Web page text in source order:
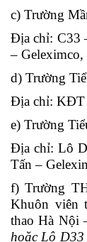
c) Trường
Địa chỉ: C33
–
d) Trường
Địa chỉ: KĐT
e) Trường
Địa chỉ: Lô
Tấn –
f) Trường
Khuôn viên
thao Hà Nội
hoặc Lô